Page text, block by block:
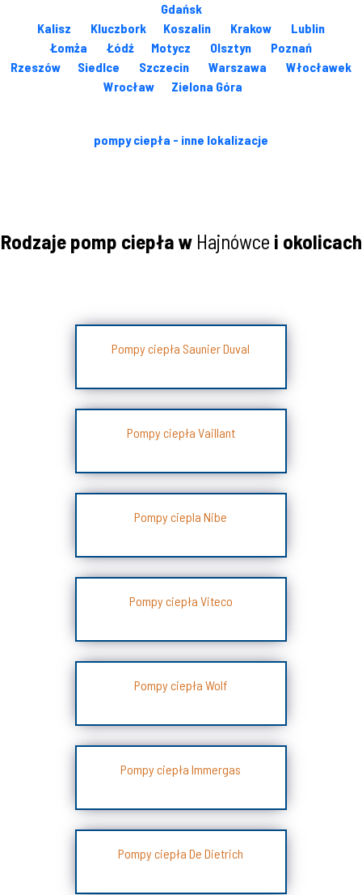
Gdańsk
Kalisz
Kluczbork Koszalin Krakow
Lublin
Łomża
Łódź Motycz Olsztyn
Poznań
Rzeszów
Siedlce Szczecin Warszawa
Włocławek
Wrocław
Zielona Góra
pompy ciepła - inne lokalizacje
Rodzaje pomp ciepła w Hajnówce i okolicach
Pompy ciepła Saunier Duval
Pompy ciepła Vaillant
Pompy ciepla Nibe
Pompy ciepła Viteco
Pompy ciepła Wolf
Pompy ciepła Immergas
Pompy ciepła De Dietrich